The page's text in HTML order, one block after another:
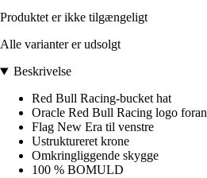
Produktet er ikke tilgængeligt
Alle varianter er udsolgt
Beskrivelse
Red Bull Racing-bucket hat
Oracle Red Bull Racing logo foran
Flag New Era til venstre
Ustruktureret krone
Omkringliggende skygge
100 % BOMULD